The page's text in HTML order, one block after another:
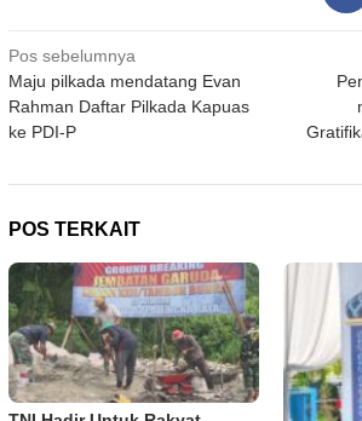
Navigasi
pos
Pos sebelumnya
Maju pilkada mendatang Evan
Rahman Daftar Pilkada Kapuas
ke PDI-P
POS TERKAIT